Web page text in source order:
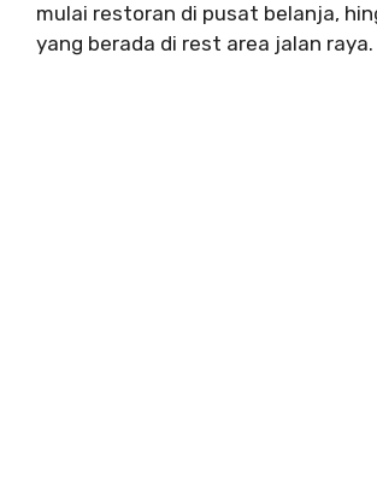
mulai restoran di pusat belanja,
yang berada di rest area jalan raya.